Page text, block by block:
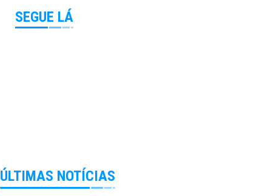
SEGUE LÁ
ÚLTIMAS NOTÍCIAS